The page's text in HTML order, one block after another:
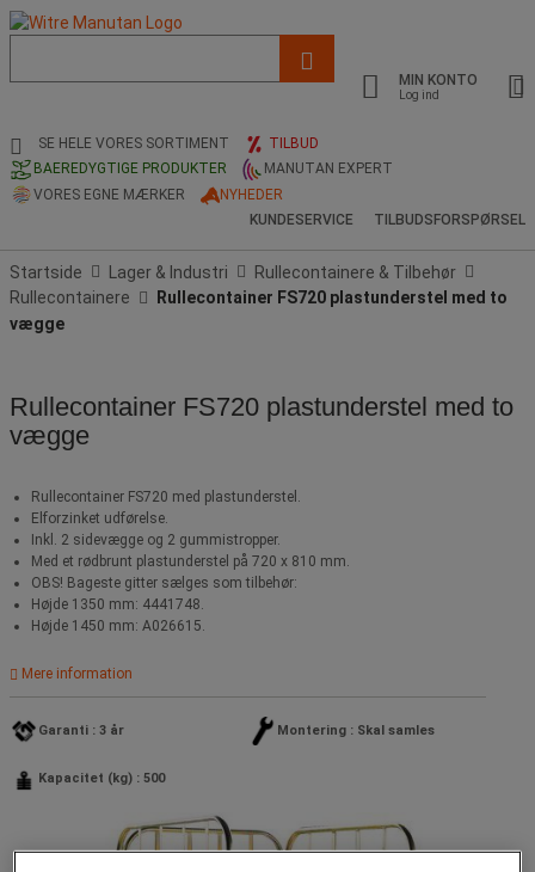
og
søgehistorik
MIN KONTO
Log ind
SE HELE VORES SORTIMENT
TILBUD
BAEREDYGTIGE PRODUKTER
MANUTAN EXPERT
VORES EGNE MÆRKER
NYHEDER
KUNDESERVICE
TILBUDSFORSPØRSEL
Startside Lager & Industri
Rullecontainere & Tilbehør
Rullecontainere
Rullecontainer FS720 plastunderstel med to
vægge
Rullecontainer FS720 plastunderstel med to
vægge
Rullecontainer FS720 med plastunderstel.
Elforzinket udførelse.
Inkl. 2 sidevægge og 2 gummistropper.
Med et rødbrunt plastunderstel på 720 x 810 mm.
OBS! Bageste gitter sælges som tilbehør:
Højde 1350 mm: 4441748.
Højde 1450 mm: A026615.
Mere information
Garanti : 3 år Montering : Skal samles
Kapacitet (kg) : 500